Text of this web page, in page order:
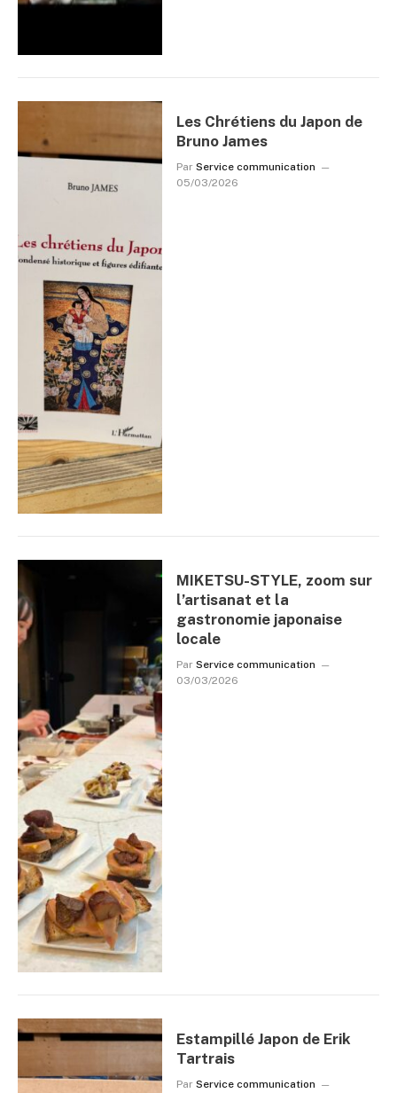
Les Chrétiens du Japon de
Bruno James
Par Service communication
05/03/2026
MIKETSU-STYLE, zoom sur
l’artisanat et la
gastronomie japonaise
locale
Par Service communication
03/03/2026
Estampillé Japon de Erik
Tartrais
Par Service communication